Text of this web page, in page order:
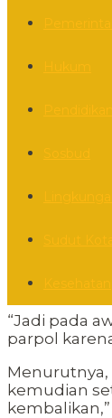
“Jadi pada
parpol
Menurutnya,
kemudian